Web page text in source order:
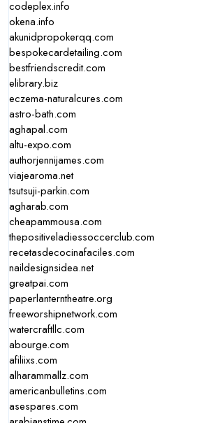
codeplex.info
okena.info
akunidpropokerqq.com
bespokecardetailing.com
bestfriendscredit.com
elibrary.biz
eczema-naturalcures.com
astro-bath.com
aghapal.com
altu-expo.com
authorjennijames.com
viajearoma.net
tsutsuji-parkin.com
agharab.com
cheapammousa.com
thepositiveladiessoccerclub.com
recetasdecocinafaciles.com
naildesignsidea.net
greatpai.com
paperlanterntheatre.org
freeworshipnetwork.com
watercraftllc.com
abourge.com
afiliixs.com
alharammallz.com
americanbulletins.com
asespares.com